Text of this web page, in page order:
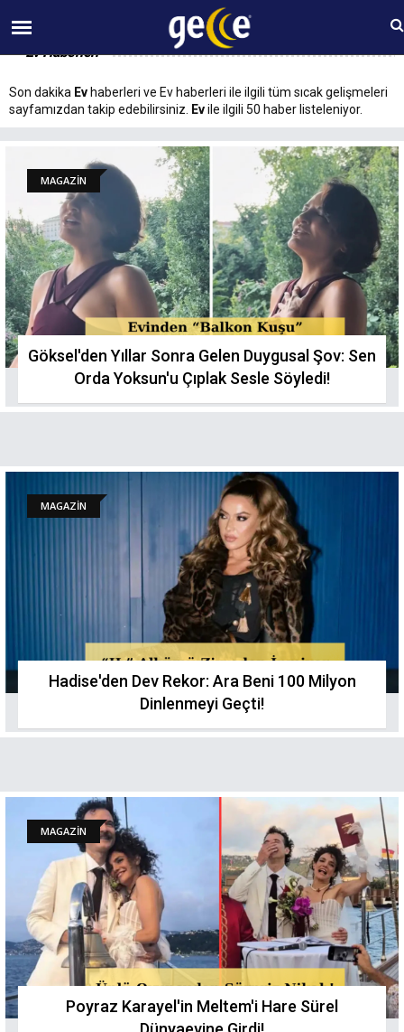
07 AĞUSTOS Cuma 12:22
Ev Haberleri
Son dakika Ev haberleri ve Ev haberleri ile ilgili tüm sıcak gelişmeleri
sayfamızdan takip edebilirsiniz.
Evile ilgili 50 haber listeleniyor.
MAGAZİN
Göksel'den Yıllar Sonra Gelen Duygusal Şov: Sen
Orda Yoksun'u Çıplak Sesle Söyledi!
MAGAZİN
Hadise'den Dev Rekor: Ara Beni 100 Milyon
Dinlenmeyi Geçti!
MAGAZİN
Poyraz Karayel'in Meltem'i Hare Sürel